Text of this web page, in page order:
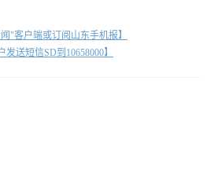
"客户端或订阅山东手机报】
送短信SD到10658000】